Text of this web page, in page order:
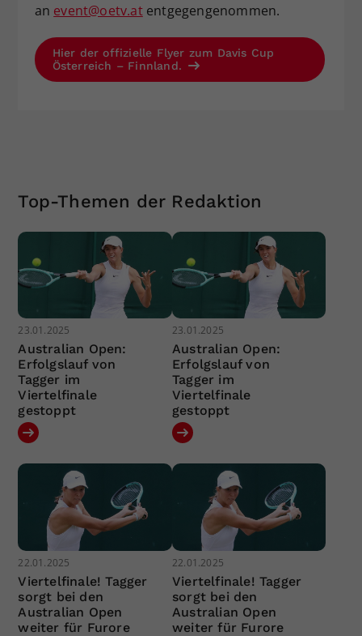
an event@oetv.atentgegengenommen.
Hier der offizielle Flyer zum Davis Cup
Österreich – Finnland.
Top-Themen der Redaktion
23.01.2025
Australian Open:
Erfolgslauf von
Tagger im
Viertelfinale
gestoppt
23.01.2025
Australian Open:
Erfolgslauf von
Tagger im
Viertelfinale
gestoppt
22.01.2025
Viertelfinale! Tagger
sorgt bei den
Australian Open
weiter für Furore
22.01.2025
Viertelfinale! Tagger
sorgt bei den
Australian Open
weiter für Furore